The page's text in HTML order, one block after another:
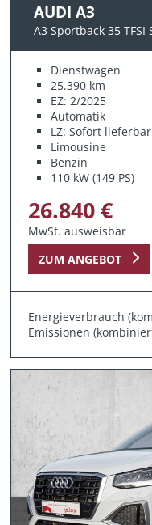
AUDI A3
A3 Sportback 35
Dienstwagen
25.390 km
EZ: 2/2025
Automatik
LZ: Sofort lieferbar
Limousine
Benzin
110 kW (149 PS)
26.840 €
MwSt. ausweisbar
ZUM ANGEBOT
Energieverbrauch
Emissionen